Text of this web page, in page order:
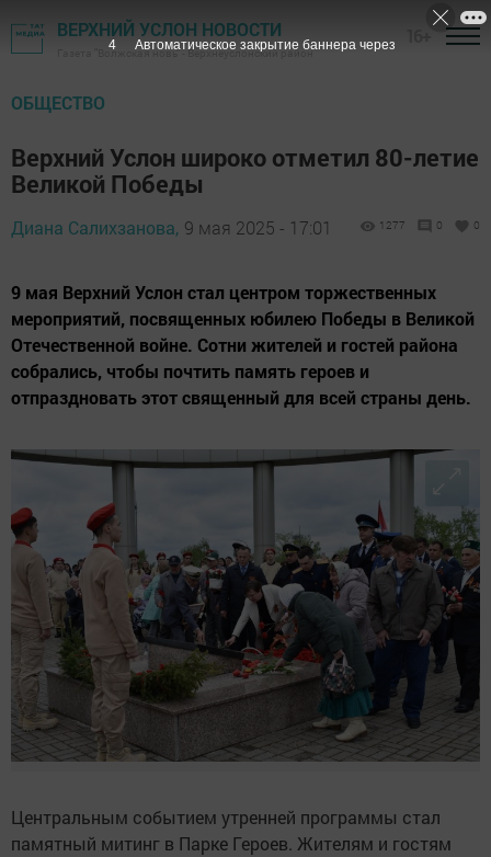
ВЕРХНИЙ УСЛОН НОВОСТИ
Газета "Волжская новь" - Верхнеуслонский район
ОБЩЕСТВО
Верхний Услон широко отметил 80-летие
Великой Победы
Диана Салихзанова, 9 мая 2025 - 17:01 1277 0 0
9 мая Верхний Услон стал центром торжественных
мероприятий, посвященных юбилею Победы в Великой
Отечественной войне. Сотни жителей и гостей района
собрались, чтобы почтить память героев и
отпраздновать этот священный для всей страны день.
Центральным событием утренней программы стал
памятный митинг в Парке Героев. Жителям и гостям
2 Автоматическое закрытие баннера через